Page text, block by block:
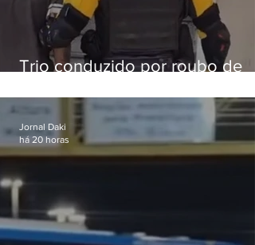
Trio conduzido por roubo de
passagens
Jornal Daki
há 20 horas